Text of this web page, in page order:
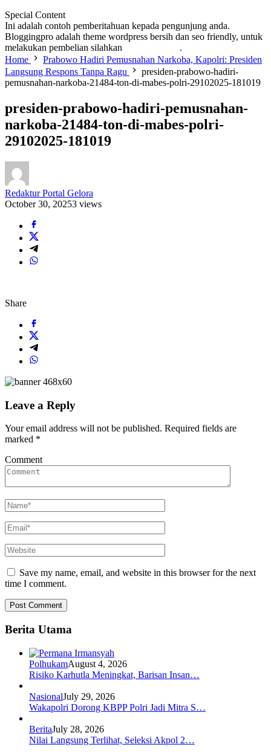
Special Content
Ini adalah contoh pemberitahuan kepada pengunjung anda.
Bloggingpro adalah theme wordpress bersih dan seo friendly, untuk
melakukan pembelian silahkan
.
Home
Prabowo Hadiri Pemusnahan Narkoba, Kapolri: Presiden
Langsung Respons Tanpa Ragu
presiden-prabowo-hadiri-
pemusnahan-narkoba-21484-ton-di-mabes-polri-29102025-181019
presiden-prabowo-hadiri-pemusnahan-
narkoba-21484-ton-di-mabes-polri-
29102025-181019
Redaktur Portal Gelora
October 30, 20253 views
Share
Leave a Reply
Your email address will not be published. Required fields are
marked *
Comment
Save my name, email, and website in this browser for the next
time I comment.
Berita Utama
PolhukamAugust 4, 2026
Risiko Karhutla Meningkat, Barisan Insan…
NasionalJuly 29, 2026
Wakapolri Dorong KBPP Polri Jadi Mitra S…
BeritaJuly 28, 2026
Nilai Langsung Terlihat, Seleksi Akpol 2…